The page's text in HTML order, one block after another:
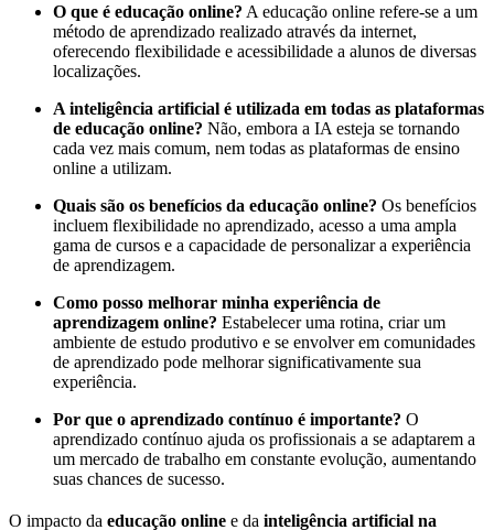
O que é educação online? A educação online refere-se a um
método de aprendizado realizado através da internet,
oferecendo flexibilidade e acessibilidade a alunos de diversas
localizações.
A inteligência artificial é utilizada em todas as plataformas
de educação online? Não, embora a IA esteja se tornando
cada vez mais comum, nem todas as plataformas de ensino
online a utilizam.
Quais são os benefícios da educação online? Os benefícios
incluem flexibilidade no aprendizado, acesso a uma ampla
gama de cursos e a capacidade de personalizar a experiência
de aprendizagem.
Como posso melhorar minha experiência de
aprendizagem online? Estabelecer uma rotina, criar um
ambiente de estudo produtivo e se envolver em comunidades
de aprendizado pode melhorar significativamente sua
experiência.
Por que o aprendizado contínuo é importante? O
aprendizado contínuo ajuda os profissionais a se adaptarem a
um mercado de trabalho em constante evolução, aumentando
suas chances de sucesso.
O impacto da educação online e da inteligência artificial na